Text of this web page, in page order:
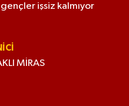
işsiz kalmıyor
MİRAS